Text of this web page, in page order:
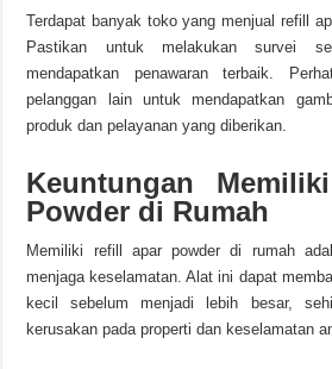
Terdapat banyak toko yang menjual refill
Pastikan untuk melakukan survei
mendapatkan penawaran terbaik.
pelanggan lain untuk mendapatkan
produk dan pelayanan yang diberikan.
Keuntungan
Powder di Rumah
Memiliki refill apar powder di rumah
menjaga keselamatan. Alat ini dapat
kecil sebelum menjadi lebih besar,
kerusakan pada properti dan keselamatan